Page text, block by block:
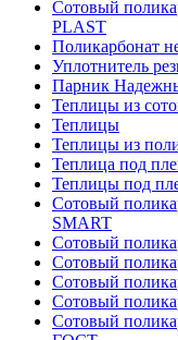
Сотовый
PLAST
Поликарбонат
Уплотнитель
Парник
Теплицы из
Теплицы
Теплицы из
Теплица под
Теплицы под
Сотовый
SMART
Сотовый
Сотовый
Сотовый
Сотовый
Сотовый